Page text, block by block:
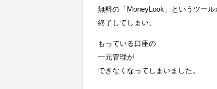
無料の「MoneyLook」というツール
終了してしまい、
もっている口座の
一元管理が
できなくなってしまいました。